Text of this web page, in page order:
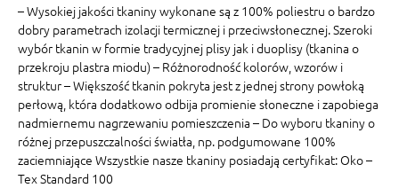
– Wysokiej jakości tkaniny wykonane są z 100% poliestru o bardzo
dobry parametrach izolacji termicznej i przeciwsłonecznej. Szeroki
wybór tkanin w formie tradycyjnej plisy jak i duoplisy (tkanina o
przekroju plastra miodu) – Różnorodność kolorów, wzorów i
struktur – Większość tkanin pokryta jest z jednej strony powłoką
perłową, która dodatkowo odbija promienie słoneczne i zapobiega
nadmiernemu nagrzewaniu pomieszczenia – Do wyboru tkaniny o
różnej przepuszczalności światła, np. podgumowane 100%
zaciemniające Wszystkie nasze tkaniny posiadają certyfikat: Oko –
Tex Standard 100